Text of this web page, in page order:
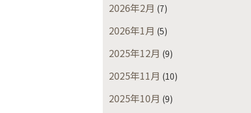
2026年2月 (7)
2026年1月 (5)
2025年12月 (9)
2025年11月 (10)
2025年10月 (9)